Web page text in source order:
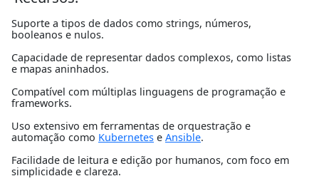
Suporte a tipos de dados como strings, números,
booleanos e nulos.
Capacidade de representar dados complexos, como listas
e mapas aninhados.
Compatível com múltiplas linguagens de programação e
frameworks.
Uso extensivo em ferramentas de orquestração e
automação como Kubernetes e Ansible.
Facilidade de leitura e edição por humanos, com foco em
simplicidade e clareza.